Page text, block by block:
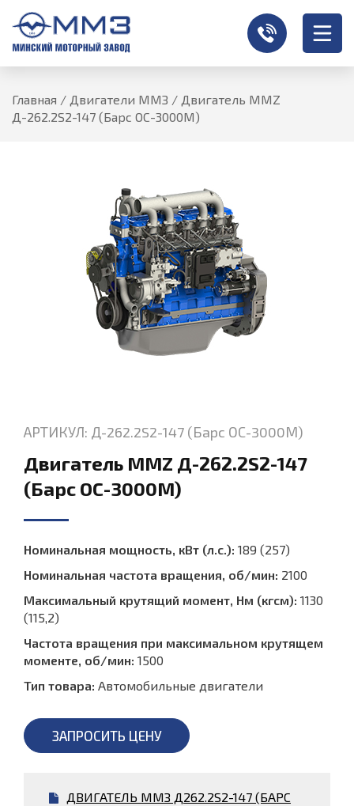
Главная / Двигатели ММЗ / Двигатель MMZ
Д-262.2S2-147 (Барс ОС-3000М)
АРТИКУЛ: Д-262.2S2-147 (Барс ОС-3000М)
Двигатель MMZ Д-262.2S2-147
(Барс ОС-3000М)
Номинальная мощность, кВт (л.с.): 189 (257)
Номинальная частота вращения, об/мин: 2100
Максимальный крутящий момент, Нм (кгсм): 1130
(115,2)
Частота вращения при максимальном крутящем
моменте, об/мин: 1500
Тип товара: Автомобильные двигатели
ЗАПРОСИТЬ ЦЕНУ
ДВИГАТЕЛЬ ММЗ Д262.2S2-147 (БАРС